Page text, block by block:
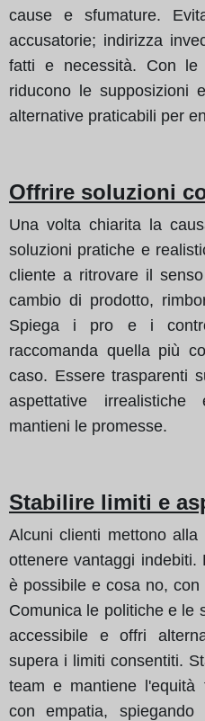
cause e sfumature.
accusatorie; indirizza
fatti e necessità. Con le
riducono le supposizioni
alternative praticabili per
Offrire soluzioni
Una volta chiarita la
soluzioni pratiche e
cliente a ritrovare il
cambio di prodotto,
Spiega i pro e i
raccomanda quella più
caso. Essere trasparenti
aspettative
mantieni le promesse.
Stabilire limiti e
Alcuni clienti mettono
ottenere vantaggi indebiti.
è possibile e cosa no,
Comunica le politiche e le
accessibile e offri
supera i limiti consentiti.
team e mantiene
con empatia,